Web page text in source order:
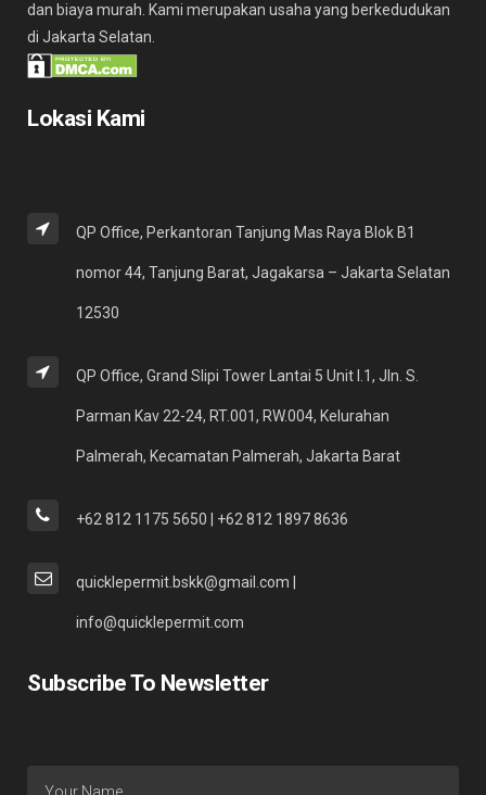
dan biaya murah. Kami merupakan usaha yang berkedudukan
di Jakarta Selatan.
Lokasi Kami
QP Office, Perkantoran Tanjung Mas Raya Blok B1
nomor 44, Tanjung Barat, Jagakarsa – Jakarta Selatan
12530
QP Office, Grand Slipi Tower Lantai 5 Unit I.1, Jln. S.
Parman Kav 22-24, RT.001, RW.004, Kelurahan
Palmerah, Kecamatan Palmerah, Jakarta Barat
+62 812 1175 5650 | +62 812 1897 8636
quicklepermit.bskk@gmail.com |
info@quicklepermit.com
Subscribe To Newsletter